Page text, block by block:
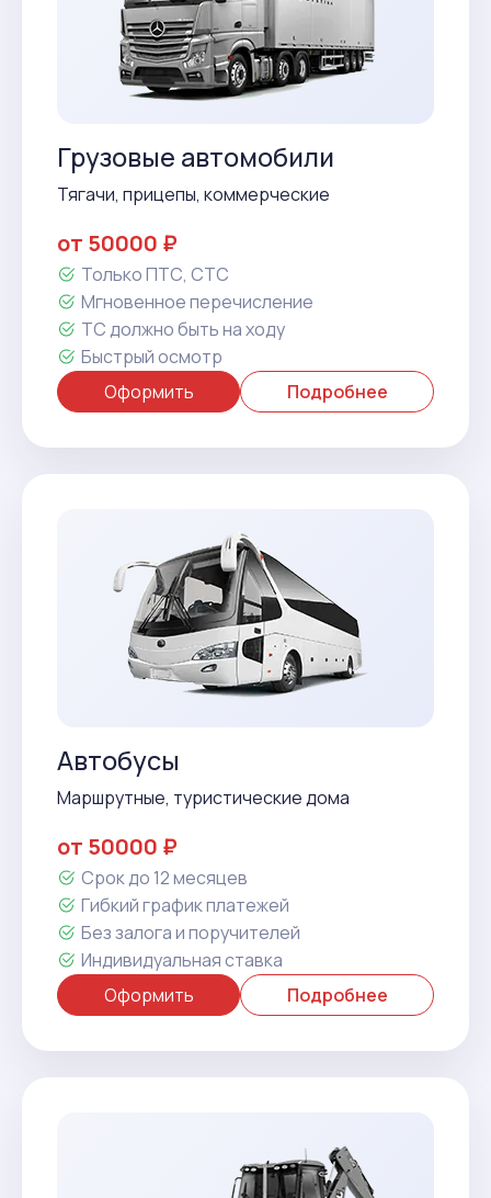
Грузовые автомобили
Тягачи, прицепы, коммерческие
от 50000 ₽
Только ПТС, СТС
Мгновенное перечисление
ТС должно быть на ходу
Быстрый осмотр
Оформить
Подробнее
Автобусы
Маршрутные, туристические дома
от 50000 ₽
Срок до 12 месяцев
Гибкий график платежей
Без залога и поручителей
Индивидуальная ставка
Оформить
Подробнее